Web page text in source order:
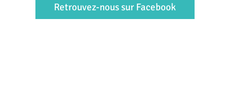
Retrouvez-nous sur Facebook